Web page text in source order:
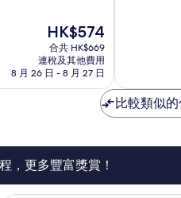
現
售
HK$574
HK$574
合共 HK$669
連稅及其他費用
8 月 26 日 - 8 月 27 日
異，
31
則
價
價
比較類似
，更多豐富獎賞！